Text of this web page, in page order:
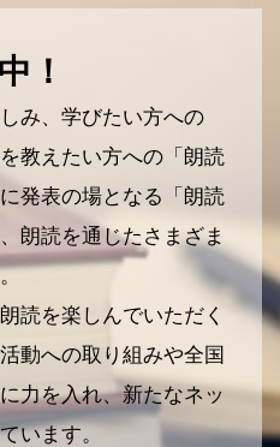
！
み、学びたい方への
教えたい方への「朗読
発表の場となる「朗読
朗読を通じたさまざま
読を楽しんでいただく
動への取り組みや全国
力を入れ、新たなネッ
います。